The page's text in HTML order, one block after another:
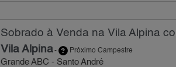
Sobrado à Venda na Vila Alpina
Vila Alpina- Próximo Campestre
Grande ABC - Santo André